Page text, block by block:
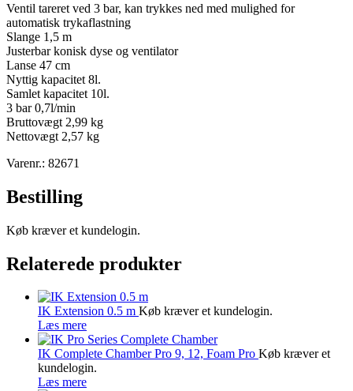
Ventil tareret ved 3 bar, kan trykkes ned med mulighed for
automatisk trykaflastning
Slange 1,5 m
Justerbar konisk dyse og ventilator
Lanse 47 cm
Nyttig kapacitet 8l.
Samlet kapacitet 10l.
3 bar 0,7l/min
Bruttovægt 2,99 kg
Nettovægt 2,57 kg
Varenr.: 82671
Bestilling
Køb kræver et kundelogin.
Relaterede produkter
IK Extension 0.5 m Køb kræver et kundelogin.
Læs mere
IK Complete Chamber Pro 9, 12, Foam Pro Køb kræver et
kundelogin.
Læs mere